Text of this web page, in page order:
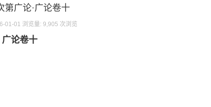
第广论·广论卷十
01-01 浏览量: 9,905 次浏览
广论卷十